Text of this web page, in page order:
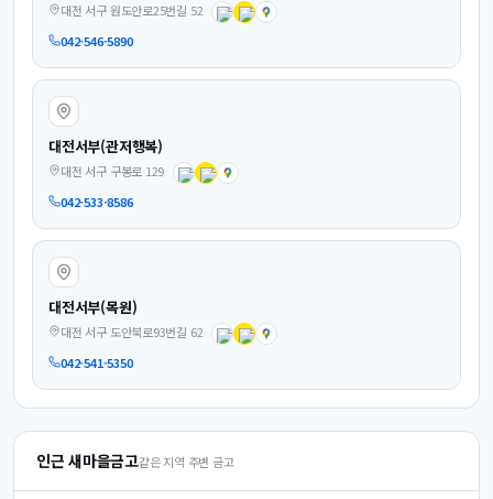
대전 서구 원도안로25번길 52
042-546-5890
대전서부(관저행복)
대전 서구 구봉로 129
042-533-8586
대전서부(목원)
대전 서구 도안북로93번길 62
042-541-5350
인근 새마을금고같은 지역 주변 금고